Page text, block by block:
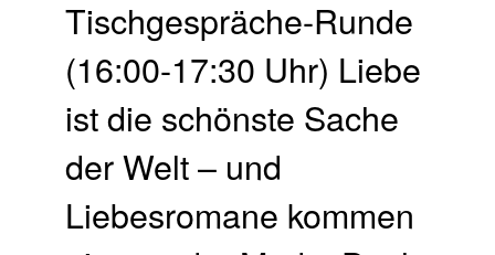
Tisch­gespräche-Runde
(16:00-17:30 Uhr) Liebe
ist die schönste Sache
der Welt – und
Liebesromane kommen